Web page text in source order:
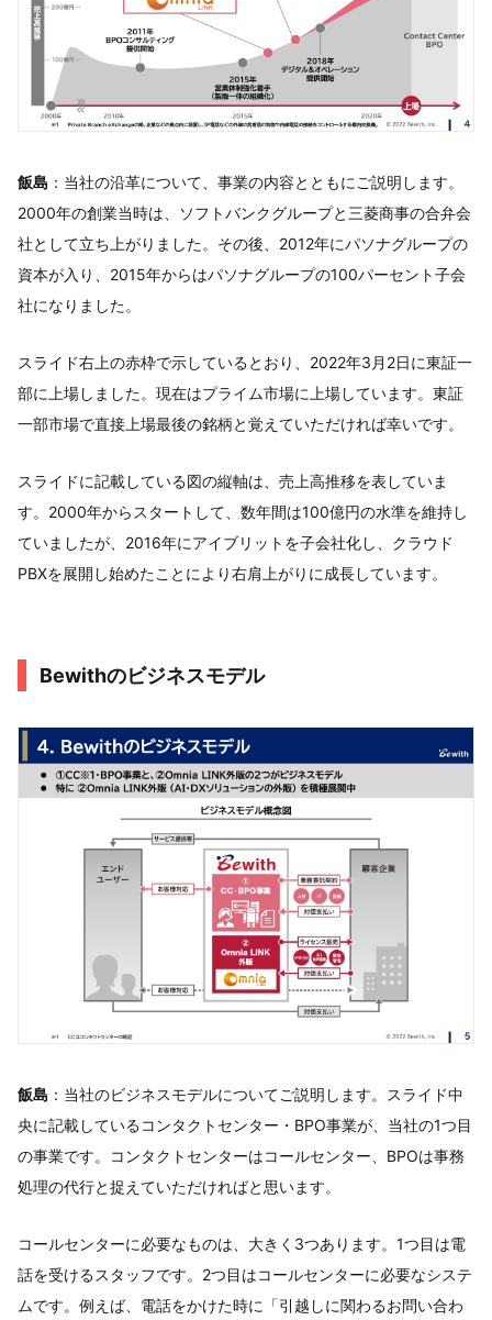
飯島 ：当社の沿革について、事業の内容とともにご説明します。
2000年の創業当時は、ソフトバンクグループと三菱商事の合弁会
社として立ち上がりました。その後、2012年にパソナグループの
資本が入り、2015年からはパソナグループの100パーセント子会
社になりました。
スライド右上の赤枠で示しているとおり、2022年3月2日に東証一
部に上場しました。現在はプライム市場に上場しています。東証
一部市場で直接上場最後の銘柄と覚えていただければ幸いです。
スライドに記載している図の縦軸は、売上高推移を表していま
す。2000年からスタートして、数年間は100億円の水準を維持し
ていましたが、2016年にアイブリットを子会社化し、クラウド
PBXを展開し始めたことにより右肩上がりに成長しています。
Bewithのビジネスモデル
飯島 ：当社のビジネスモデルについてご説明します。スライド中
央に記載しているコンタクトセンター・BPO事業が、当社の1つ目
の事業です。コンタクトセンターはコールセンター、BPOは事務
処理の代行と捉えていただければと思います。
コールセンターに必要なものは、大きく3つあります。1つ目は電
話を受けるスタッフです。2つ目はコールセンターに必要なシステ
ムです。例えば、電話をかけた時に「引越しに関わるお問い合わ